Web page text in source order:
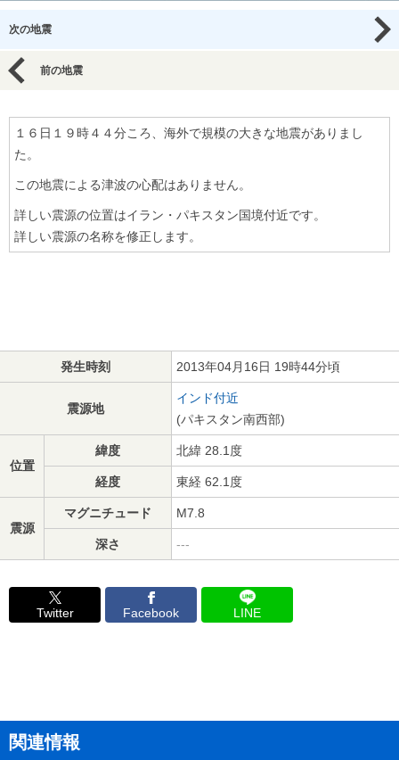
次の地震
前の地震
１６日１９時４４分ころ、海外で規模の大きな地震がありまし
た。
この地震による津波の心配はありません。
詳しい震源の位置はイラン・パキスタン国境付近です。
詳しい震源の名称を修正します。
発生時刻 2013年04月16日 19時44分頃
震源地
インド付近
(パキスタン南西部)
位置
緯度 北緯 28.1度
経度 東経 62.1度
震源
マグニチュード M7.8
深さ ---
Twitter Facebook LINE
関連情報